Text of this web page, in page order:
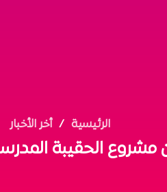
الرئيسية أخر الأخبار
الحقيبة المدرسية